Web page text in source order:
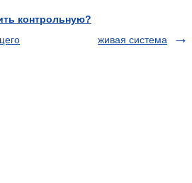
контрольную?
живая система